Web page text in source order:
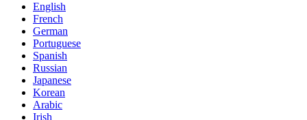
English
French
German
Portuguese
Spanish
Russian
Japanese
Korean
Arabic
Irish